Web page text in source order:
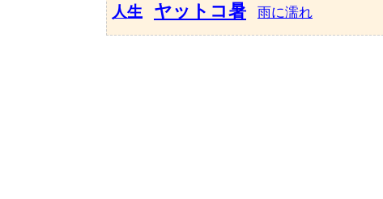
人生
ヤットコ暑 雨に濡れ